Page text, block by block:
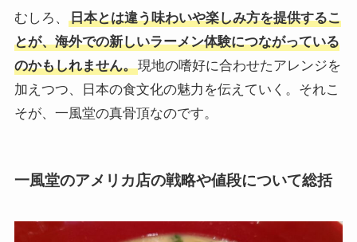
むしろ、
日本とは違う味わいや楽しみ方を提供するこ
とが、海外での新しいラーメン体験につながっている
のかもしれません。現地の嗜好に合わせたアレンジを
加えつつ、日本の食文化の魅力を伝えていく。それこ
そが、一風堂の真骨頂なのです。
一風堂のアメリカ店の戦略や値段について総括